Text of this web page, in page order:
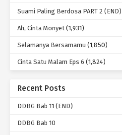
Suami Paling Berdosa PART 2 (END)
Ah, Cinta Monyet (1,931)
Selamanya Bersamamu (1,850)
Cinta Satu Malam Eps 6 (1,824)
Recent Posts
DDBG Bab 11 (END)
DDBG Bab 10